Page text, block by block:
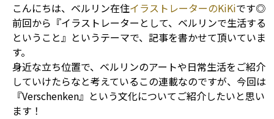
こんにちは、ベルリン在住イラストレーターのKiKiです◎
前回から『イラストレーターとして、ベルリンで生活する
ということ』というテーマで、記事を書かせて頂いていま
す。
身近な立ち位置で、ベルリンのアートや日常生活をご紹介
していけたらなと考えているこの連載なのですが、今回は
『Verschenken』という文化についてご紹介したいと思い
ます！